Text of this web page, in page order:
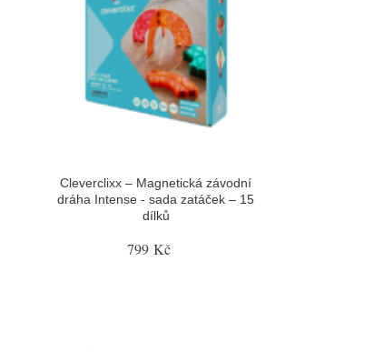
Cleverclixx – Magnetická závodní
dráha Intense - sada zatáček – 15
dílků
799 Kč